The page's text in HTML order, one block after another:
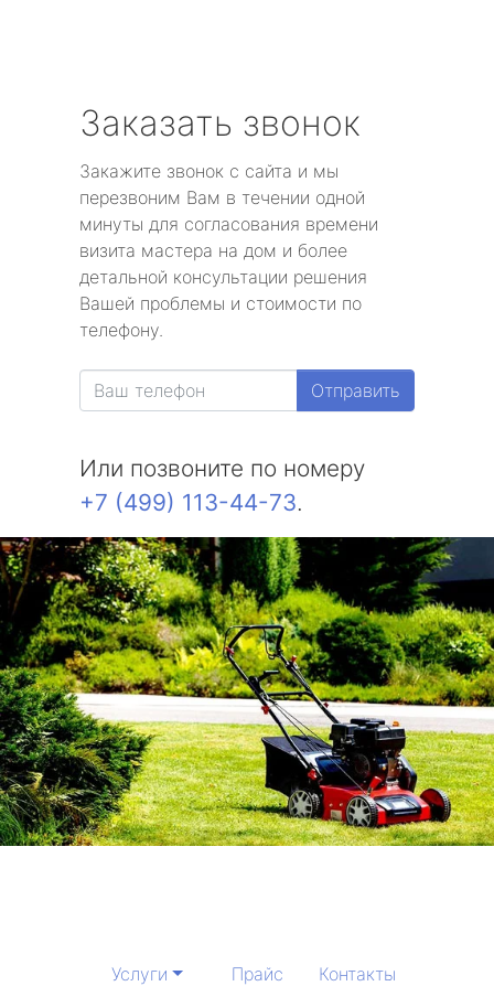
Заказать звонок
Закажите звонок с сайта и мы
перезвоним Вам в течении одной
минуты для согласования времени
визита мастера на дом и более
детальной консультации решения
Вашей проблемы и стоимости по
телефону.
Отправить
Или позвоните по номеру
+7 (499) 113-44-73.
Услуги Прайс Контакты